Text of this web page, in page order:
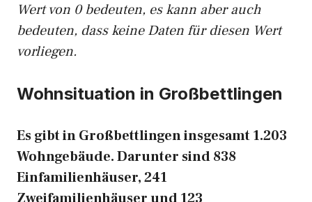
Wert von 0 bedeuten, es kann aber auch
bedeuten, dass keine Daten für diesen Wert
vorliegen.
Wohnsituation in Großbettlingen
Es gibt in Großbettlingen insgesamt 1.203
Wohngebäude. Darunter sind 838
Einfamilienhäuser, 241